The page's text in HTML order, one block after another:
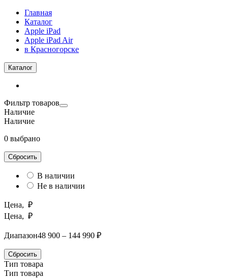
Главная
Каталог
Apple iPad
Apple iPad Air
в Красногорске
Каталог
Фильтр товаров
Наличие
Наличие
0 выбрано
Сбросить
В наличии
Не в наличии
Цена, ₽
Цена, ₽
Диапазон48 900 – 144 990 ₽
Сбросить
Тип товара
Тип товара